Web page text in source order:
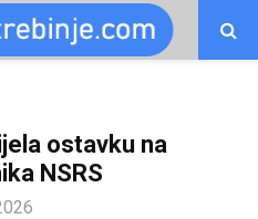
ostavku na
NSRS